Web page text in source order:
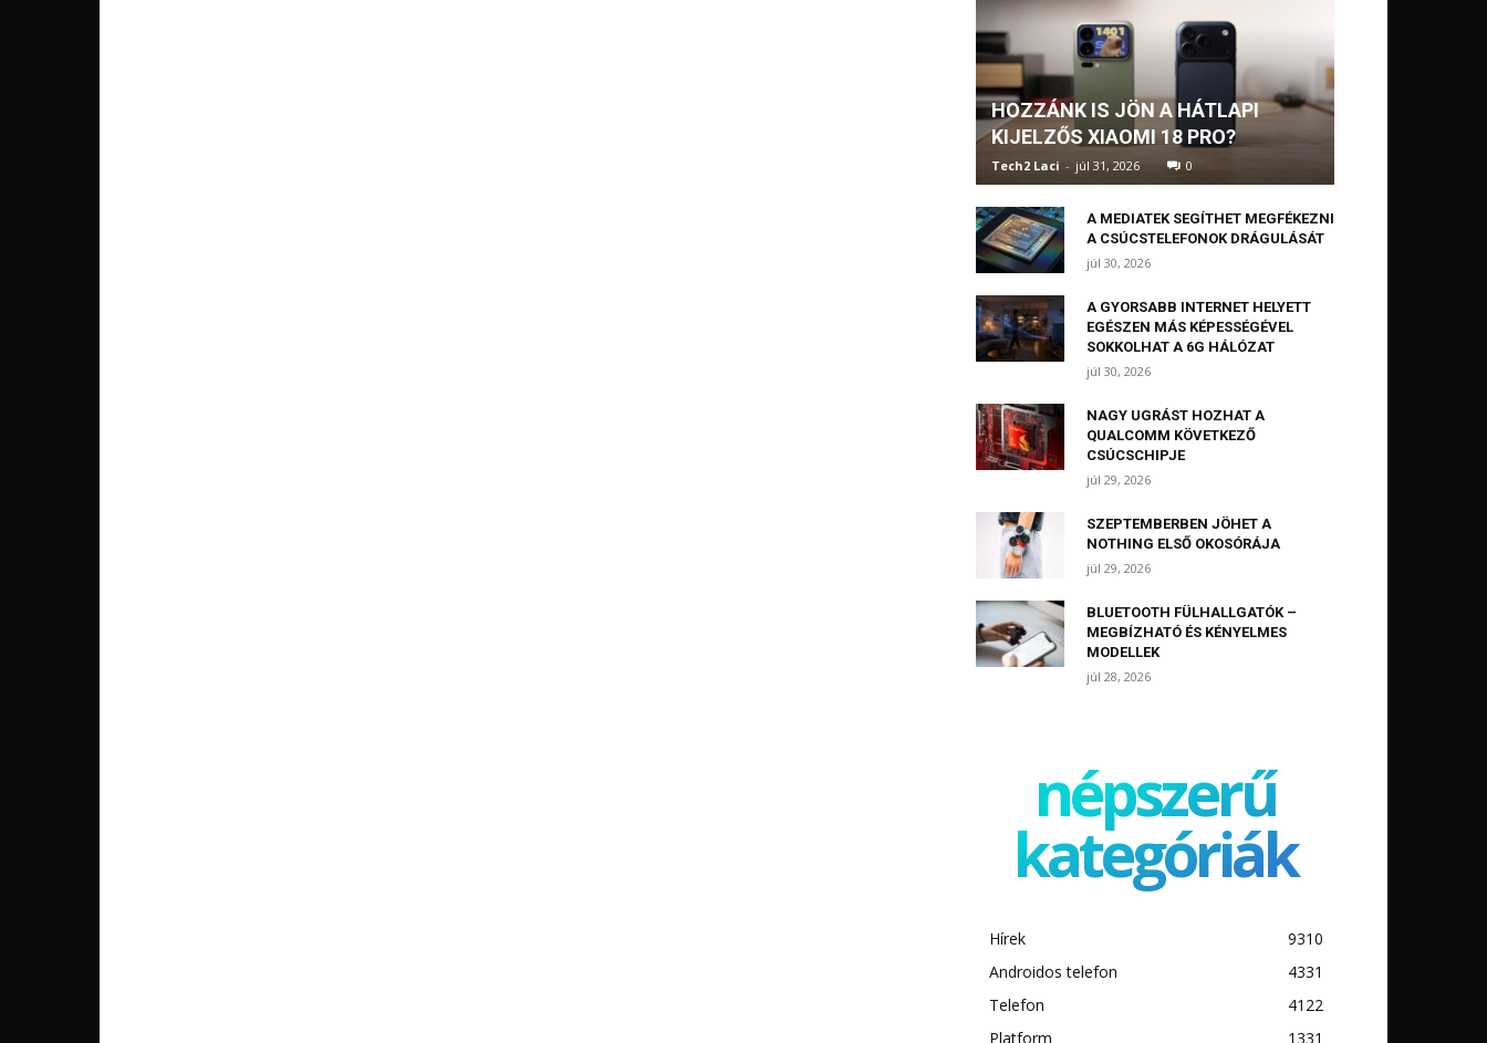
HOZZÁNK IS JÖN A HÁTLAPI
KIJELZŐS XIAOMI 18 PRO?
Tech2 Laci - júl 31, 2026 0
A MEDIATEK SEGÍTHET MEGFÉKEZNI
A CSÚCSTELEFONOK DRÁGULÁSÁT
júl 30, 2026
A GYORSABB INTERNET HELYETT
EGÉSZEN MÁS KÉPESSÉGÉVEL
SOKKOLHAT A 6G HÁLÓZAT
júl 30, 2026
NAGY UGRÁST HOZHAT A
QUALCOMM KÖVETKEZŐ
CSÚCSCHIPJE
júl 29, 2026
SZEPTEMBERBEN JÖHET A
NOTHING ELSŐ OKOSÓRÁJA
júl 29, 2026
BLUETOOTH FÜLHALLGATÓK –
MEGBÍZHATÓ ÉS KÉNYELMES
MODELLEK
júl 28, 2026
népszerű
kategóriák
Hírek
9310
Androidos telefon
4331
Telefon
4122
Platform
1331